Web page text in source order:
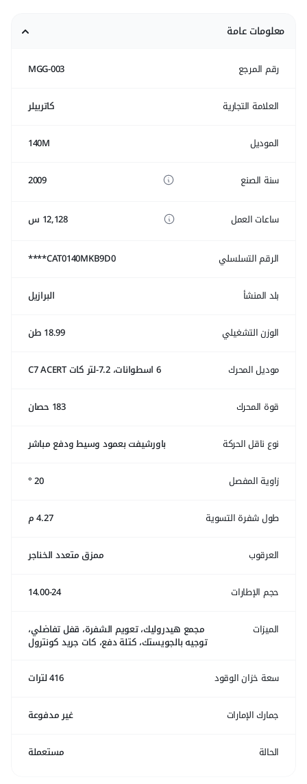
معلومات عامة
رقم المرجع MGG-003
العلامة التجارية كاتربيلر
الموديل 140M
سنة الصنع 2009
ساعات العمل 12,128 س
الرقم التسلسلي CAT0140MKB9D0****
بلد المنشأ البرازيل
الوزن التشغيلي 18.99 طن
موديل المحرك 6 اسطوانات، 7.2-لتر كات C7 ACERT
قوة المحرك 183 حصان
نوع ناقل الحركة باورشيفت بعمود وسيط ودفع مباشر
زاوية المفصل 20 °
طول شفرة التسوية 4.27 م
العرقوب ممزق متعدد الخناجر
حجم الإطارات 14.00-24
الميزات مجمع هيدروليك، تعويم الشفرة، قفل تفاضلي،
توجيه بالجويستك، كتلة دفع، كات جريد كونترول
سعة خزان الوقود 416 لترات
جمارك الإمارات غير مدفوعة
الحالة مستعملة